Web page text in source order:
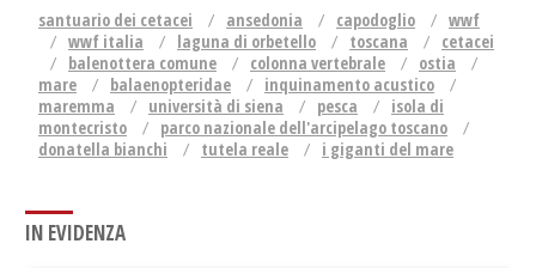
santuario dei cetacei ansedonia capodoglio
wwf
wwf italia
laguna di orbetello toscana
cetacei
balenottera comune
colonna vertebrale
ostia
mare
balaenopteridae
inquinamento acustico
maremma
università di siena pesca
isola di
montecristo
parco nazionale dell'arcipelago toscano
donatella bianchi
tutela reale i giganti del mare
IN EVIDENZA